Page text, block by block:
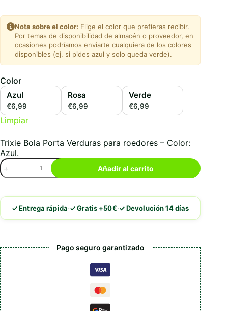
Nota sobre el color: Elige el color que prefieras recibir.
Por temas de disponibilidad de almacén o proveedor, en
ocasiones podríamos enviarte cualquiera de los colores
disponibles (ej. si pides azul y solo queda verde).
Color
Azul
€6,99
Rosa
€6,99
Verde
€6,99
Limpiar
Trixie Bola Porta Verduras para roedores – Color:
Azul.
Trixie
Bola
para
roedores
cantidad
Añadir al carrito
✓ Entrega rápida·✓ Gratis +50€·✓ Devolución 14 días
Pago seguro garantizado